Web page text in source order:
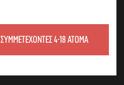
ΣΥΜΜΕΤΕΧΟΝΤΕΣ 4-18 ATOMA